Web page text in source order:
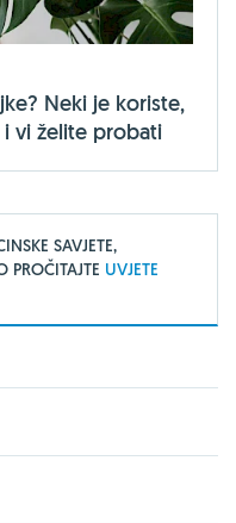
Neki je koriste,
vi želite probati
SAVJETE,
PROČITAJTE UVJETE